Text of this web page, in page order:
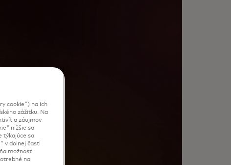
cookie") na ich
zážitku. Na
a záujmov
nižšie sa
týkajúce sa
v dolnej časti
možnosť
na